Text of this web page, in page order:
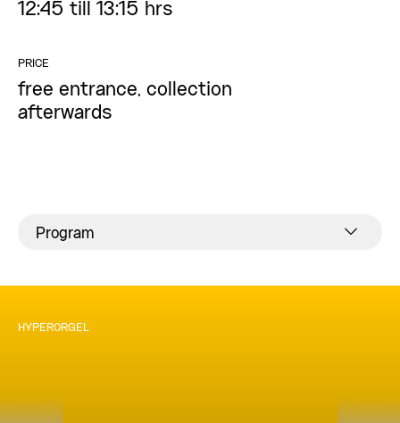
12:45 till 13:15 hrs
PRICE
free entrance, collection
afterwards
Program
HYPERORGEL